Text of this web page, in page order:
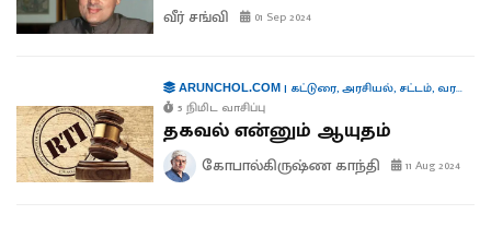
வீர் சங்வி 01 Sep 2024
ARUNCHOL.COM| கட்டுரை,அரசியல், சட்டம், வரலாறு
5 நிமிட வாசிப்பு
தகவல் என்னும் ஆயுதம்
கோபால்கிருஷ்ண காந்தி 11 Aug 2024